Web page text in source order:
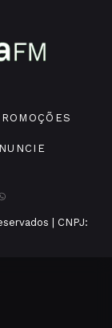
| CNPJ: